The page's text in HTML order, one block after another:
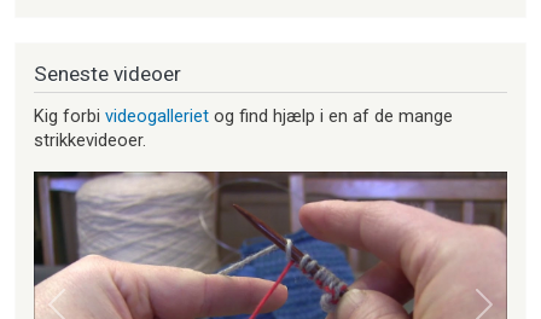
Seneste videoer
Kig forbi videogalleriet og find hjælp i en af de mange
strikkevideoer.